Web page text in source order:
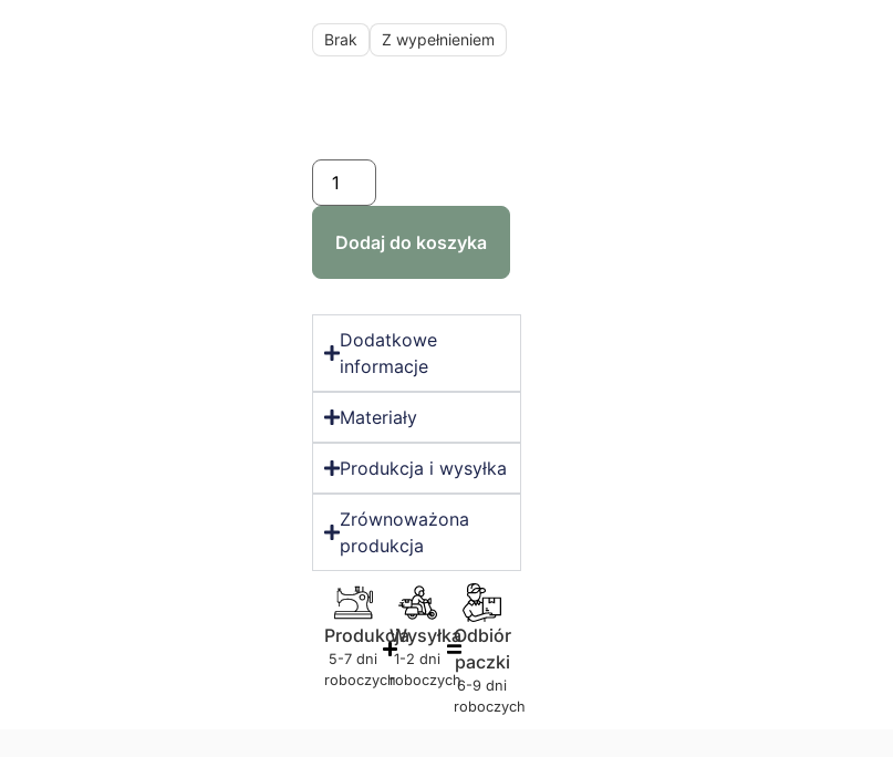
Brak Z wypełnieniem
Dodaj do koszyka
Dodatkowe
informacje
Materiały
Produkcja i wysyłka
Zrównoważona
produkcja
Produkcja
5-7 dni
roboczych
Wysyłka
1-2 dni
roboczych
Odbiór
paczki
6-9 dni
roboczych